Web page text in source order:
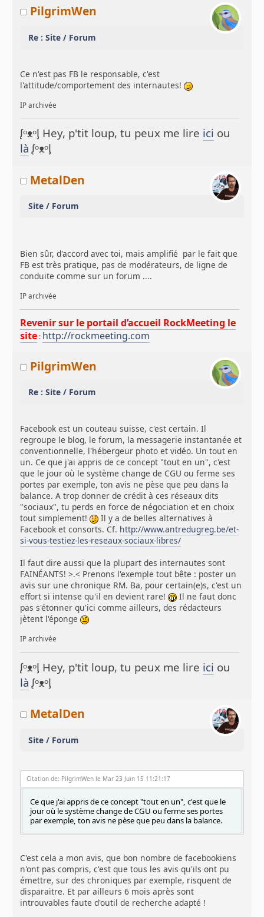
PilgrimWen
Re : Site / Forum
Ce n'est pas FB le responsable, c'est
l'attitude/comportement des internautes!
IP archivée
ᶘᵒᴥᵒᶅ Hey, p'tit loup, tu peux me lire ici ou
là ᶘᵒᴥᵒᶅ
MetalDen
Site / Forum
Bien sûr, d'accord avec toi, mais amplifié par le fait que
FB est très pratique, pas de modérateurs, de ligne de
conduite comme sur un forum ....
IP archivée
Revenir sur le portail d’accueil RockMeeting le
site : http://rockmeeting.com
PilgrimWen
Re : Site / Forum
Facebook est un couteau suisse, c'est certain. Il
regroupe le blog, le forum, la messagerie instantanée et
conventionnelle, l'hébergeur photo et vidéo. Un tout en
un. Ce que j'ai appris de ce concept "tout en un", c'est
que le jour où le système change de CGU ou ferme ses
portes par exemple, ton avis ne pèse que peu dans la
balance. A trop donner de crédit à ces réseaux dits
"sociaux", tu perds en force de négociation et en choix
tout simplement!
Il y a de belles alternatives à
Facebook et consorts. Cf. http://www.antredugreg.be/et-
si-vous-testiez-les-reseaux-sociaux-libres/
Il faut dire aussi que la plupart des internautes sont
FAINÉANTS! >.< Prenons l'exemple tout bête : poster un
avis sur une chronique RM. Ba, pour certain(e)s, c'est un
effort si intense qu'il en devient rare!
Il ne faut donc
pas s'étonner qu'ici comme ailleurs, des rédacteurs
jètent l'éponge
IP archivée
ᶘᵒᴥᵒᶅ Hey, p'tit loup, tu peux me lire ici ou
là ᶘᵒᴥᵒᶅ
MetalDen
Site / Forum
Citation de: PilgrimWen le Mar 23 Juin 15 11:21:17
Ce que j'ai appris de ce concept "tout en un", c'est que le
jour où le système change de CGU ou ferme ses portes
par exemple, ton avis ne pèse que peu dans la balance.
C'est cela a mon avis, que bon nombre de facebookiens
n'ont pas compris, c'est que tous les avis qu'ils ont pu
émettre, sur des chroniques par exemple, risquent de
disparaitre. Et par ailleurs 6 mois après sont
introuvables faute d'outil de recherche adapté !